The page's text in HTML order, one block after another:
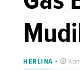
HERLINA -